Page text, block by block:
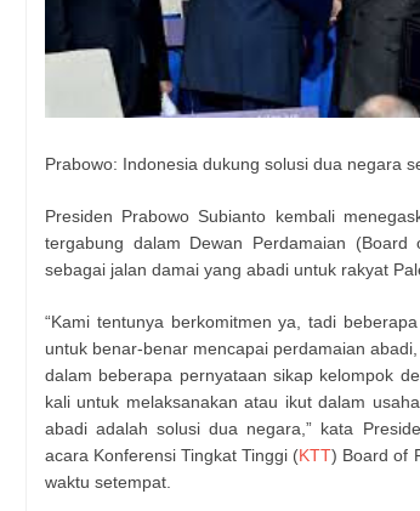
Prabowo: Indonesia dukung solusi dua negara
Presiden Prabowo Subianto kembali
tergabung dalam Dewan Perdamaian
sebagai jalan damai yang abadi untuk rakyat
“Kami tentunya berkomitmen ya, tadi
untuk benar-benar mencapai perdamaian
dalam beberapa pernyataan sikap kelompok
kali untuk melaksanakan atau ikut dalam
abadi adalah solusi dua negara,” kata
acara Konferensi Tingkat Tinggi (KTT) Board of
waktu setempat.